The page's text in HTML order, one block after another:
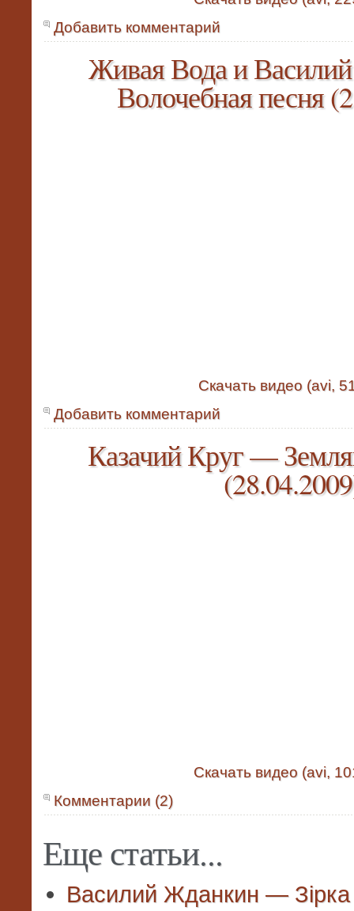
Добавить комментарий
Живая Вода и
Волочебная песня
Скачать видео (avi,
Добавить комментарий
Казачий Круг —
Скачать видео (avi,
Комментарии (2)
Еще статьи...
Василий Жданкин —